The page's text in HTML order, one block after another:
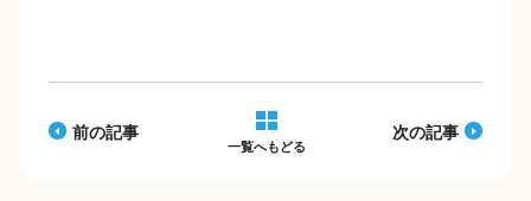
o
前の記事
一覧へもどる
次の記事